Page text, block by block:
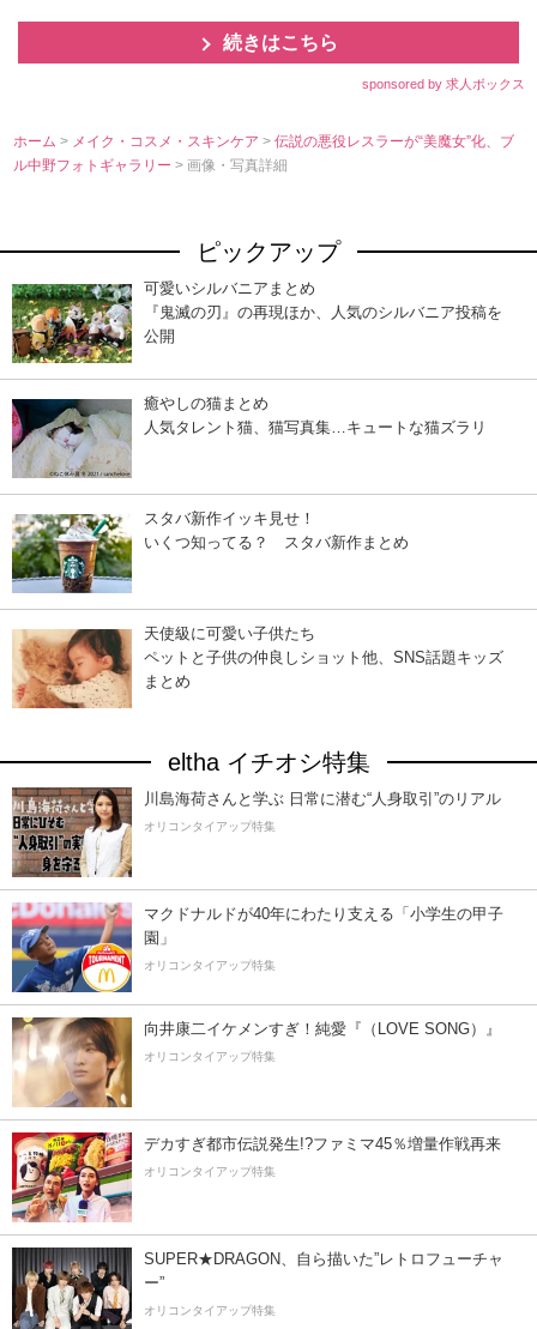
続きはこちら
sponsored by 求人ボックス
ホーム > メイク・コスメ・スキンケア>伝説の悪役レスラーが“美魔女”化、ブ
ル中野フォトギャラリー> 画像・写真詳細
ピックアップ
可愛いシルバニアまとめ
『鬼滅の刃』の再現ほか、人気のシルバニア投稿を
公開
癒やしの猫まとめ
人気タレント猫、猫写真集…キュートな猫ズラリ
スタバ新作イッキ見せ！
いくつ知ってる？ スタバ新作まとめ
天使級に可愛い子供たち
ペットと子供の仲良しショット他、SNS話題キッズ
まとめ
eltha イチオシ特集
川島海荷さんと学ぶ 日常に潜む“人身取引”のリアル
オリコンタイアップ特集
マクドナルドが40年にわたり支える「小学生の甲子
園」
オリコンタイアップ特集
向井康二イケメンすぎ！純愛『（LOVE SONG）』
オリコンタイアップ特集
デカすぎ都市伝説発生!?ファミマ45％増量作戦再来
オリコンタイアップ特集
SUPER★DRAGON、自ら描いた”レトロフューチャ
ー”
オリコンタイアップ特集